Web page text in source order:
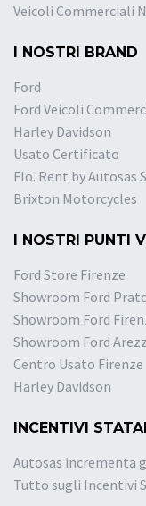
Veicoli Commerciali
I NOSTRI BRAND
Ford
Ford Veicoli
Harley Davidson
Usato Certificato
Flo. Rent by Autosas
Brixton Motorcycles
I NOSTRI PUNTI
Ford Store Firenze
Showroom Ford
Showroom Ford
Showroom Ford
Centro Usato Firenze
Harley Davidson
INCENTIVI
Autosas incrementa
Tutto sugli Incentivi